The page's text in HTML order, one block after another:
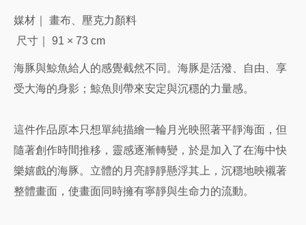
媒材｜ 畫布、壓克力顏料
尺寸｜ 91 × 73 cm
海豚與鯨魚給人的感覺截然不同。海豚是活潑、自由、享
受大海的身影；鯨魚則帶來安定與沉穩的力量感。
這件作品原本只想單純描繪一輪月光映照著平靜海面，但
隨著創作時間推移，靈感逐漸轉變，於是加入了在海中快
樂嬉戲的海豚。立體的月亮靜靜懸浮其上，沉穩地映襯著
整體畫面，使畫面同時擁有寧靜與生命力的流動。